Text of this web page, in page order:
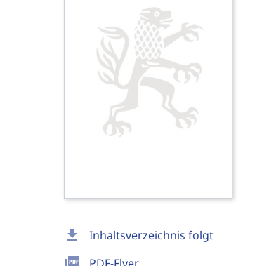
download Inhaltsverzeichnis folgt